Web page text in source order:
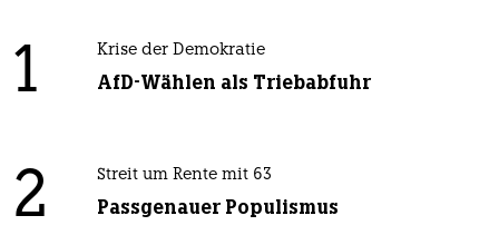
1 Krise der Demokratie
AfD-Wählen als Triebabfuhr
2 Streit um Rente mit 63
Passgenauer Populismus